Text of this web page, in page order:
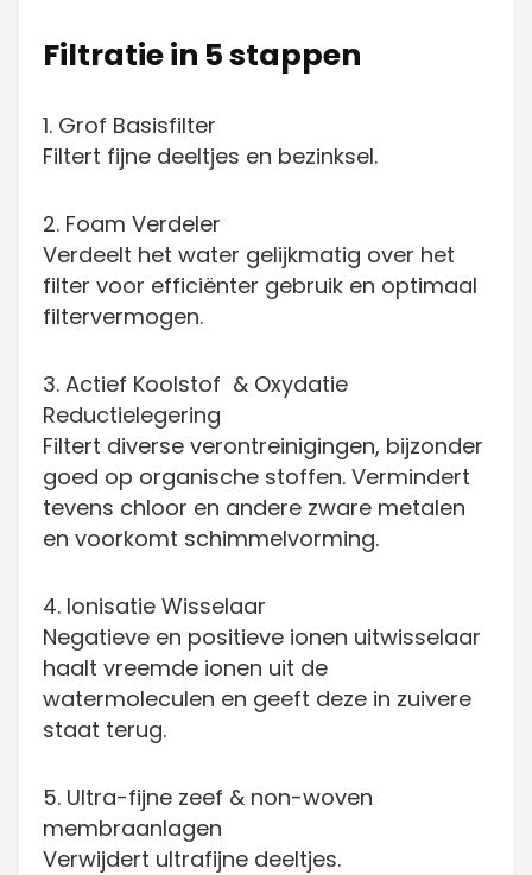
Filtratie in 5 stappen
1. Grof Basisfilter
Filtert fijne deeltjes en bezinksel.
2. Foam Verdeler
Verdeelt het water gelijkmatig over het
filter voor efficiënter gebruik en optimaal
filtervermogen.
3. Actief Koolstof & Oxydatie
Reductielegering
Filtert diverse verontreinigingen, bijzonder
goed op organische stoffen. Vermindert
tevens chloor en andere zware metalen
en voorkomt schimmelvorming.
4. Ionisatie Wisselaar
Negatieve en positieve ionen uitwisselaar
haalt vreemde ionen uit de
watermoleculen en geeft deze in zuivere
staat terug.
5. Ultra-fijne zeef & non-woven
membraanlagen
Verwijdert ultrafijne deeltjes.